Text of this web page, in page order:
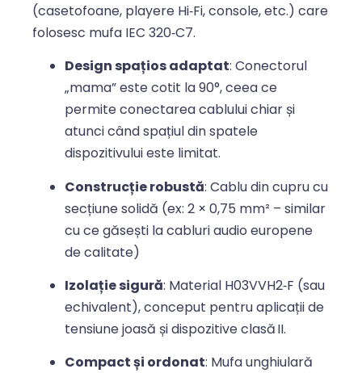
(casetofoane, playere Hi‑Fi, console, etc.) care
folosesc mufa IEC 320‑C7.
Design spațios adaptat: Conectorul
„mama” este cotit la 90°, ceea ce
permite conectarea cablului chiar și
atunci când spațiul din spatele
dispozitivului este limitat.
Construcție robustă: Cablu din cupru cu
secțiune solidă (ex: 2 × 0,75 mm² – similar
cu ce găsești la cabluri audio europene
de calitate)
Izolație sigură: Material H03VVH2‑F (sau
echivalent), conceput pentru aplicații de
tensiune joasă și dispozitive clasă II.
Compact și ordonat: Mufa unghiulară